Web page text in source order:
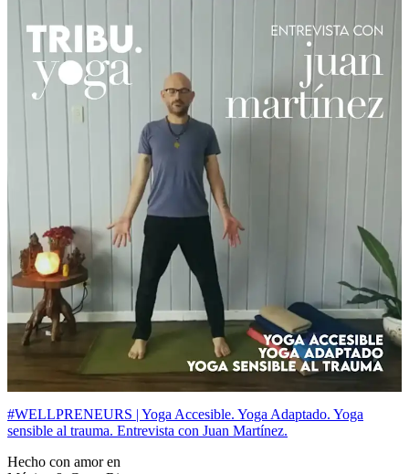
#WELLPRENEURS | Yoga Accesible. Yoga Adaptado. Yoga
sensible al trauma. Entrevista con Juan Martínez.
Hecho con amor en